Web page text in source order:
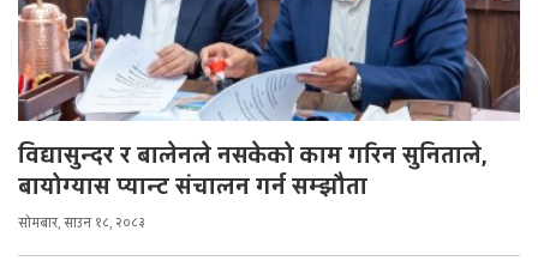
विद्यासुन्दर र बालेनले नसकेको काम गरिन सुनिताले,
बायोग्यास प्यान्ट संचालन गर्न सम्झौता
सोमबार, साउन १८, २०८३